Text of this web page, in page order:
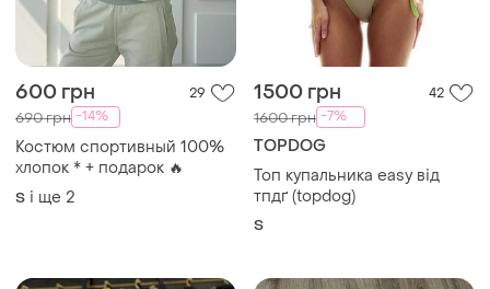
600 грн 29
690 грн -14%
Костюм спортивный 100%
хлопок * + подарок 🔥
S і ще 2
1500 грн 42
1600 грн -7%
TOPDOG
Топ купальника easy від
тпдґ (topdog)
S